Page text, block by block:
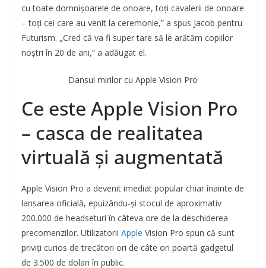
cu toate domnișoarele de onoare, toți cavalerii de onoare
– toți cei care au venit la ceremonie,” a spus Jacob pentru
Futurism. „Cred că va fi super tare să le arătăm copiilor
noștri în 20 de ani,” a adăugat el.
Dansul mirilor cu Apple Vision Pro
Ce este Apple Vision Pro
– casca de realitatea
virtuală și augmentată
Apple Vision Pro a devenit imediat popular chiar înainte de
lansarea oficială, epuizându-și stocul de aproximativ
200.000 de headseturi în câteva ore de la deschiderea
precomenzilor. Utilizatorii Apple Vision Pro spun că sunt
priviți curios de trecători ori de câte ori poartă gadgetul
de 3.500 de dolari în public.